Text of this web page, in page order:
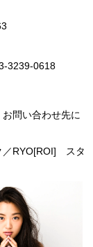
3239-0618
問い合わせ先に
RYO[ROI] スタ